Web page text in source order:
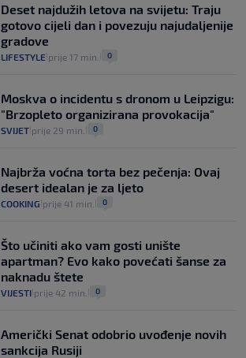
Deset najdužih letova na svijetu: Traju
gotovo cijeli dan i povezuju najudaljenije
gradove
LIFESTYLE prije 17 min. 0
Moskva o incidentu s dronom u Leipzigu:
"Brzopleto organizirana provokacija"
SVIJET prije 29 min. 0
Najbrža voćna torta bez pečenja: Ovaj
desert idealan je za ljeto
COOKING prije 41 min. 0
Što učiniti ako vam gosti unište
apartman? Evo kako povećati šanse za
naknadu štete
VIJESTI prije 42 min. 0
Američki Senat odobrio uvođenje novih
sankcija Rusiji